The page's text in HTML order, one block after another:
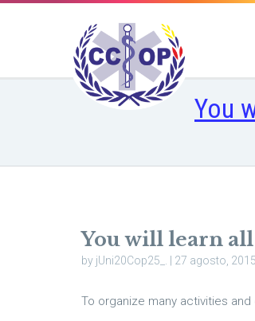
You
You will learn
by jUni20Cop25_. | 27 agosto, 2015
To organize many activities